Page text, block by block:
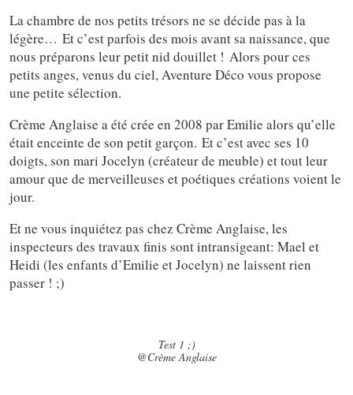
La chambre de nos petits trésors ne se décide pas à la
légère… Et c’est parfois des mois avant sa naissance, que
nous préparons leur petit nid douillet ! Alors pour ces
petits anges, venus du ciel, Aventure Déco vous propose
une petite sélection.
Crème Anglaise a été crée en 2008 par Emilie alors qu’elle
était enceinte de son petit garçon. Et c’est avec ses 10
doigts, son mari Jocelyn (créateur de meuble) et tout leur
amour que de merveilleuses et poétiques créations voient le
jour.
Et ne vous inquiétez pas chez Crème Anglaise, les
inspecteurs des travaux finis sont intransigeant: Mael et
Heidi (les enfants d’Emilie et Jocelyn) ne laissent rien
passer ! ;)
Test 1 ;)
@Crème Anglaise